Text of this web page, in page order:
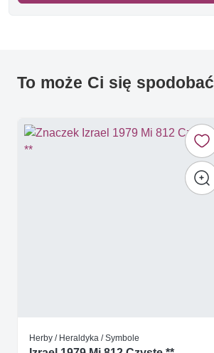
To może Ci się spodobać
Herby / Heraldyka / Symbole